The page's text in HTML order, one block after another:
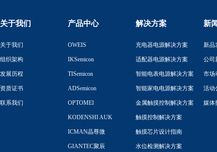
关于我们
关于我们
组织架构
发展历程
资质证书
联系我们
产品中心
OWEIS
IKSemicon
TISemicon
ADSemicon
OPTOMEI
KODENSHI AUK
ICMAN晶尊微
GIANTEC聚辰
解决方案
充电器电源解决方案
适配器电源解决方案
智能电表电源解决方案
智能家电电源解决方案
金属触摸控制解决方案
触摸控制解决方案
触摸芯片设计指南
水位检测解决方案
新
新品
公司
市场
活动
媒体